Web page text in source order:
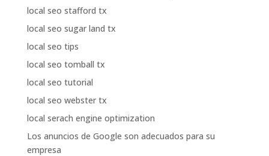
local seo stafford tx
local seo sugar land tx
local seo tips
local seo tomball tx
local seo tutorial
local seo webster tx
local serach engine optimization
Los anuncios de Google son adecuados para su
empresa